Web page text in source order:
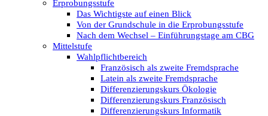
Erprobungsstufe
Das Wichtigste auf einen Blick
Von der Grundschule in die Erprobungsstufe
Nach dem Wechsel – Einführungstage am CBG
Mittelstufe
Wahlpflichtbereich
Französisch als zweite Fremdsprache
Latein als zweite Fremdsprache
Differenzierungskurs Ökologie
Differenzierungskurs Französisch
Differenzierungskurs Informatik